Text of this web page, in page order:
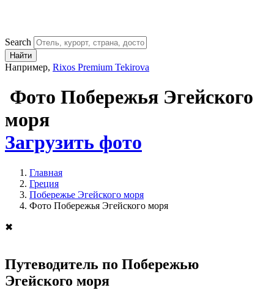
Search
Найти
Например, Rixos Premium Tekirova
Фото Побережья Эгейского
моря
Загрузить фото
Главная
Греция
Побережье Эгейского моря
Фото Побережья Эгейского моря
✖
Путеводитель по Побережью
Эгейского моря